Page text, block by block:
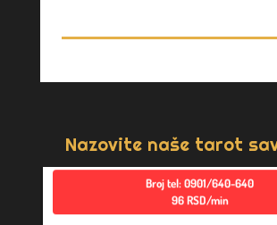
Nazovite naše tarot
TEHNIKE:sudbinske karte, anđeoske
Broj tel: 0901/640-640
96 RSD/min